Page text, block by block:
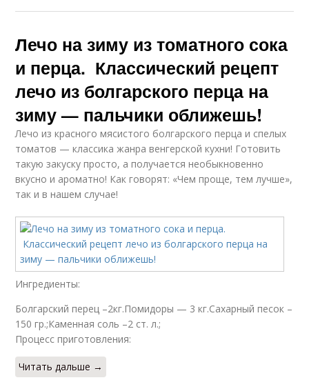
Лечо на зиму из томатного сока
и перца. Классический рецепт
лечо из болгарского перца на
зиму — пальчики оближешь!
Лечо из красного мясистого болгарского перца и спелых
томатов — классика жанра венгерской кухни! Готовить
такую закуску просто, а получается необыкновенно
вкусно и ароматно! Как говорят: «Чем проще, тем лучше»,
так и в нашем случае!
Ингредиенты:
Болгарский перец –2кг.Помидоры — 3 кг.Сахарный песок –
150 гр.;Каменная соль –2 ст. л.;
Процесс приготовления:
Читать дальше →